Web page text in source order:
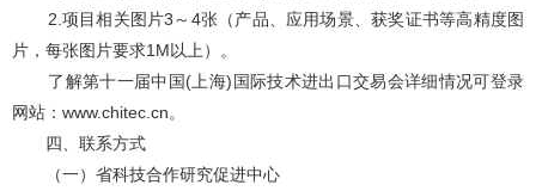
2.项目相关图片3～4张（产品、应用场景、获奖证书等高精度图
片，每张图片要求1M以上）。
了解第十一届中国(上海)国际技术进出口交易会详细情况可登录
网站：www.chitec.cn。
四、联系方式
（一）省科技合作研究促进中心